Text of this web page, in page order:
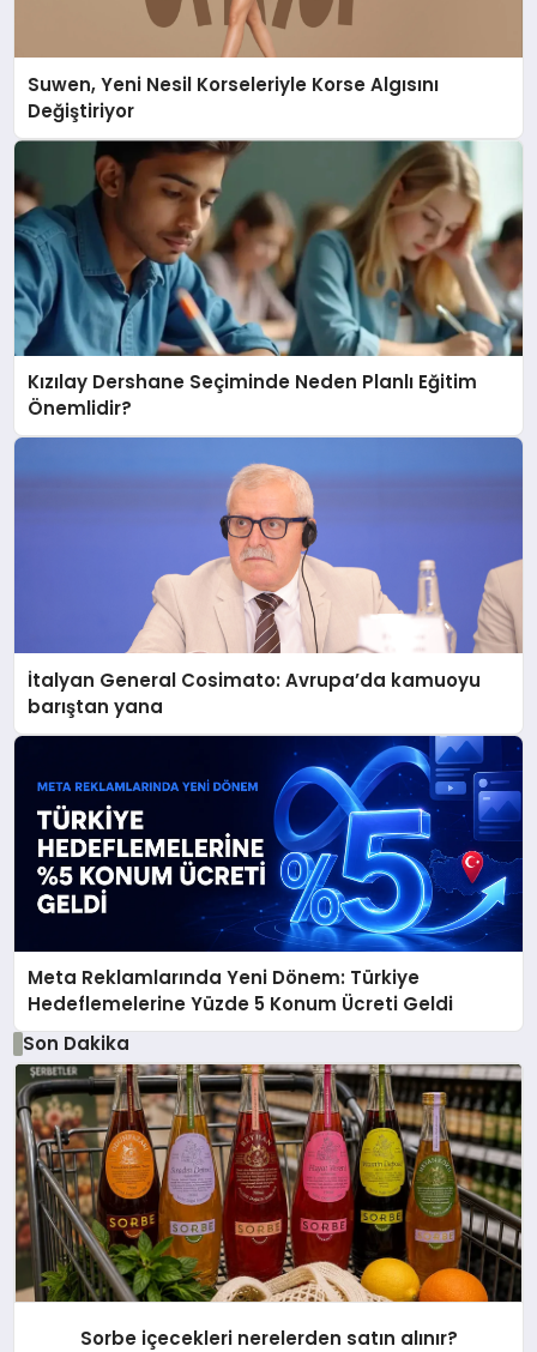
Suwen, Yeni Nesil Korseleriyle Korse Algısını
Değiştiriyor
Kızılay Dershane Seçiminde Neden Planlı Eğitim
Önemlidir?
İtalyan General Cosimato: Avrupa’da kamuoyu
barıştan yana
Meta Reklamlarında Yeni Dönem: Türkiye
Hedeflemelerine Yüzde 5 Konum Ücreti Geldi
Son Dakika
Sorbe içecekleri nerelerden satın alınır?